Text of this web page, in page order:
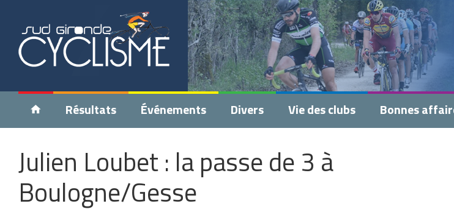
Résultats Événements Divers Vie des clubs Bonnes
Julien Loubet : la passe de 3 à
Boulogne/Gesse